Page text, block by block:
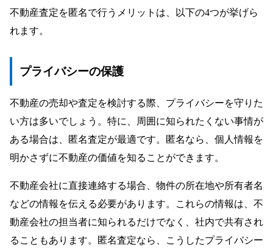
不動産査定を匿名で行うメリットは、以下の4つが挙げら
れます。
プライバシーの保護
不動産の売却や査定を検討する際、プライバシーを守りた
い方は多いでしょう。特に、周囲に知られたくない事情が
ある場合は、匿名査定が最適です。匿名なら、個人情報を
明かさずに不動産の価値を知ることができます。
不動産会社に直接連絡する場合、物件の所在地や所有者名
などの情報を伝える必要があります。これらの情報は、不
動産会社の担当者に知られるだけでなく、社内で共有され
ることもあります。匿名査定なら、こうしたプライバシー